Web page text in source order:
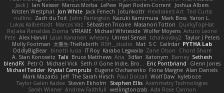
Jack J
Ian Neisser Marcus Morba LePew Ryan Roden-Corrent Joshua Albers
Kristen Westphal
Jon White Jack Fenech Jotunkottr Hexdrake's Art Ted Curtis
nullinc Zach du Toit John Partington Kazuki Kamimura Mark Boss Yaron L.
Lukas Kalbertodt Marcos Vaz Sébastien Tricoire Masanori Tottori QuirkyTopHat
ReJ aka Renaldas Zioma VFRAME Michael Whiteside Wolfer Moyens Arturo Leone
Pete Alex Harvill Lauri Kananen wheany Unreal Sensei tchaikovsky2 Taylor J Peters
Molly Footman 大重生-TheRebirth RSH__studio Mat S C Cailrdar PYTHA Lab
OddlyBigBear binotti lucia IT Roy Karabo Legwaila Zane Olson
Chord Shore
A. Stan Konowitz Talii Bruce Matthews Aria 3dfan Xatonym Barney Sethesh
blendFX Petr O Michael Vick Seth // Gone Indie, Bro... Eric Pontbriand
Glenn Jones
Michael Tedder Krystal Camprubi Eugene Ovcharenko Fiona Margrie Alan Daniels
Mark Mazaitis Jeff The Sarah Hirsch Paul Dolzall Wolf Daw kyleboze
Taylor Galen Kadee Steven Ekholm Stephen Ellis Aximmetry Technologies
Sarah Wiener Andrew Faithfull wellingtoncrab Ada Rose Cannon